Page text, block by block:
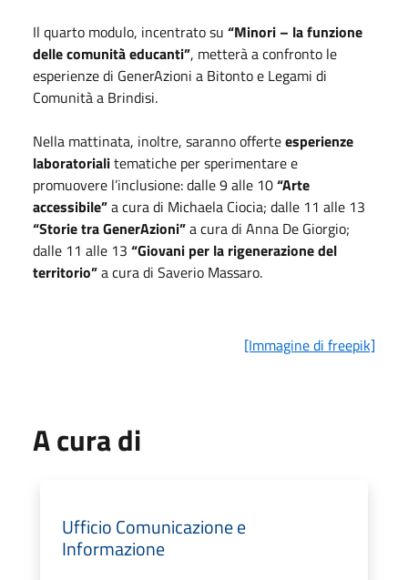
Il quarto modulo, incentrato su “Minori – la funzione
delle comunità educanti”, metterà a confronto le
esperienze di GenerAzioni a Bitonto e Legami di
Comunità a Brindisi.
Nella mattinata, inoltre, saranno offerteesperienze
laboratorialitematiche per sperimentare e
promuovere l’inclusione: dalle 9 alle 10“Arte
accessibile”a cura di Michaela Ciocia; dalle 11 alle 13
“Storie tra GenerAzioni”a cura di Anna De Giorgio;
dalle 11 alle 13 “Giovani per la rigenerazione del
territorio”a cura di Saverio Massaro.
[Immagine di freepik]
A cura di
Ufficio Comunicazione e
Informazione